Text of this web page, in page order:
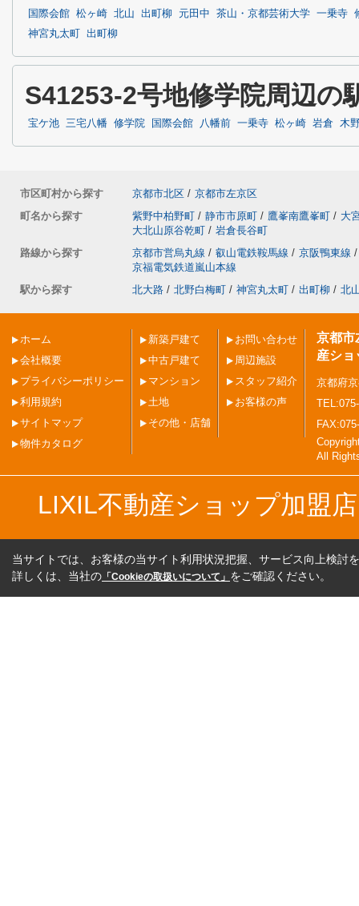
国際会館 松ヶ崎 北山 出町柳 元田中 茶山・京都芸術大学 一乗寺
神宮丸太町
出町柳
S41253-2号地修学院周辺の
宝ケ池 三宅八幡 修学院 国際会館 八幡前 一乗寺 松ヶ崎 岩倉 木
市区町村から探す 京都市北区 / 京都市左京区
町名から探す
紫野中柏野町 / 静市市原町 / 鷹峯南鷹峯町 / 大
大北山原谷乾町 / 岩倉長谷町
路線から探す
京都市営烏丸線 / 叡山電鉄鞍馬線 / 京阪鴨東線 /
京福電気鉄道嵐山本線
駅から探す
北大路 / 北野白梅町 / 神宮丸太町 / 出町柳 / 北
ホーム
会社概要
プライバシーポリシー
利用規約
サイトマップ
物件カタログ
新築戸建て
中古戸建て
マンション
土地
その他・店舗
お問い合わせ
周辺施設
スタッフ紹介
お客様の声
京都市
産ショ
京都府
All
LIXIL不動産ショップ加盟
当サイトでは、お客様の当サイト利用状況把握、サービス向上検討
詳しくは、当社の 「Cookieの取扱いについて」 をご確認ください。